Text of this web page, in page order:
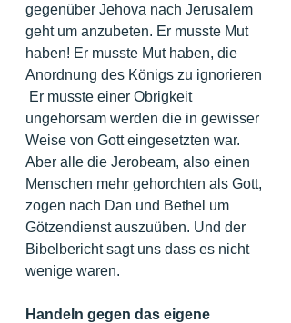
gegenüber Jehova nach Jerusalem
geht um anzubeten. Er musste Mut
haben! Er musste Mut haben, die
Anordnung des Königs zu ignorieren
Er musste einer Obrigkeit
ungehorsam werden die in gewisser
Weise von Gott eingesetzten war.
Aber alle die Jerobeam, also einen
Menschen mehr gehorchten als Gott,
zogen nach Dan und Bethel um
Götzendienst auszuüben. Und der
Bibelbericht sagt uns dass es nicht
wenige waren.
Handeln gegen das eigene